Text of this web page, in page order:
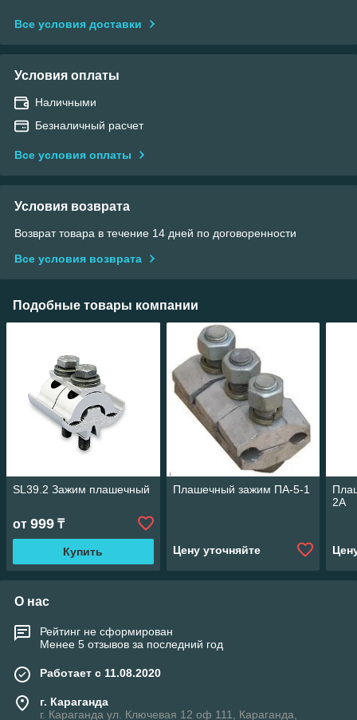
Все условия доставки
Условия оплаты
Наличными
Безналичный расчет
Все условия оплаты
Условия возврата
Возврат товара в течение 14 дней по договоренности
Все условия возврата
Подобные товары компании
SL39.2 Зажим плашечный
от 999 ₸
Купить
Плашечный зажим ПА-5-1
Цену уточняйте
2А
О нас
Рейтинг не сформирован
Менее 5 отзывов за последний год
Работает с 11.08.2020
г. Караганда
г. Караганда ул. Ключевая 12 оф 111, Караганда,